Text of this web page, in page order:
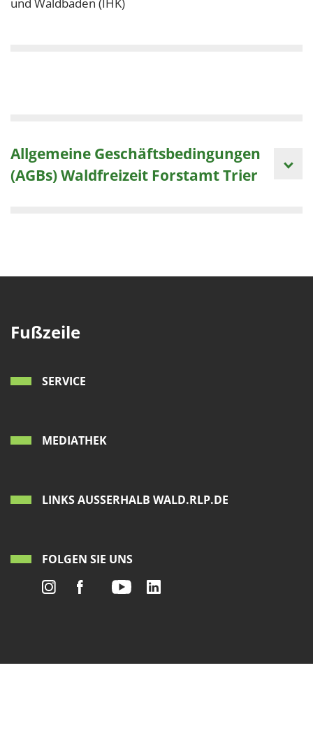
Allgemeine Geschäftsbedingungen
(AGBs) Waldfreizeit Forstamt Trier
Fußzeile
SERVICE
MEDIATHEK
LINKS AUSSERHALB WALD.RLP.DE
FOLGEN SIE UNS